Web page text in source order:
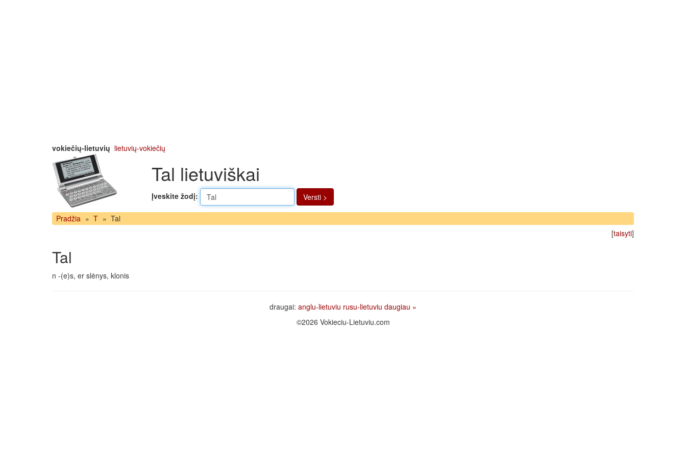
vokiečių-lietuvių lietuvių-vokiečių
Tal lietuviškai
Įveskite žodį: Versti >
Pradžia » T » Tal
[taisyti]
Tal
n -(e)s, er slėnys, klonis
draugai: anglu-lietuviu rusu-lietuviu daugiau »
©2026 Vokieciu-Lietuviu.com